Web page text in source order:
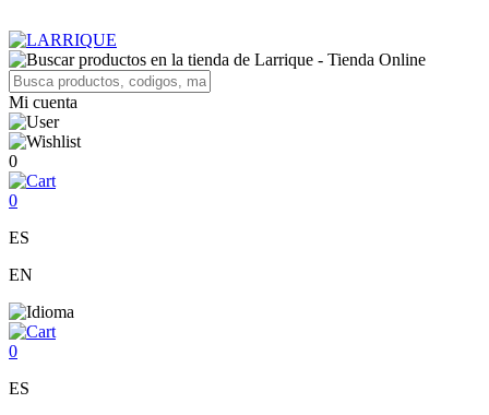
Mi cuenta
0
0
ES
EN
0
ES